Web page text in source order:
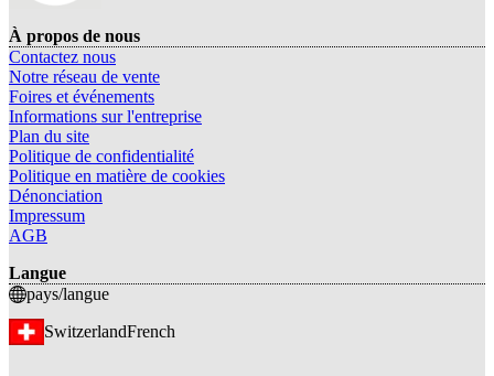
À propos de nous
Contactez nous
Notre réseau de vente
Foires et événements
Informations sur l'entreprise
Plan du site
Politique de confidentialité
Politique en matière de cookies
Dénonciation
Impressum
AGB
Langue
pays/langue
SwitzerlandFrench